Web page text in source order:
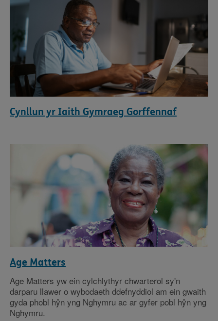
Cynllun yr Iaith Gymraeg Gorffennaf
Age Matters
Age Matters yw ein cylchlythyr chwarterol sy'n
darparu llawer o wybodaeth ddefnyddiol am ein gwaith
gyda phobl hŷn yng Nghymru ac ar gyfer pobl hŷn yng
Nghymru.